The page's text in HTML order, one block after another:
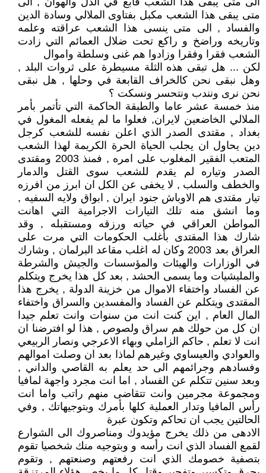
متى يبقى هذا الشعب مكبل بفتاوى الملالي وسادة الدين
والفساد , الى متى ينسى هذا الشعب عراقته وعلمه
وتاريخه وراضخ و راكع تحت ضلال العمائم التي زادت
الشعب فقرا وفقرا وزادوا هم غنى وسلطة واموال
لكن ... هل تبقى هذه الثلة مسيطرة على ثروات البلد ,
وهل نبقى نحن كالخراف القابعة في وحلها , هل نبقى
نحن نرى ونندب ونتحسر ونسكت ؟
منذ خمسة عشر عاما والطبقة الحاكمة التي تأتمر بأمر
الملالي الخاضعين لايران, فعلوا ما لم يفعله المغول في
بغداد , مقتدى الصدر الذي اعلن نفسه للشعب كرجل
دين يحاول ان يجلب الحياة الحرة الكريمة لهذا الشعب
المتعب الفقير المغلوب على امره , فمنذ 2003 ومقتدى
الصدر وتياره لم يقدم للشعب سوى القتل والدمار
والخطف والسلب , لا يخفى عن الكل ان ابرز من افرزه
تيار مقتدى هم الاوباش جنود ايران , ابواق ولايه السفيه ,
وما انشق منه تلك التيارات الاجرامية التي اهانت
المواطن العراقي في حياته ورزقه ومستقبله , وقد
شارك هذا المقتدى بأغلب الحكومات التي مرت على
العراق بعد 2003 وكان له اغلب مقاعد البرلمان , وشارك
في الوزارات والهيئات والمؤسسات والجيش والشرطة
والمليشيات وما يسمى الحشد , بعد كل هذا يخرج ويتكلم
عن الفساد واختفاء الاموال من خزينة الدولة , يخرج هذا
المقتدى ويتكلم عن الفساد والمفسدين والسراق واختفاء
المال العام , اين كنت انت من سنوات وانت تعلم جيدا
ان كل من حولك هم سراق ولصوص , هذا لو افترضنا ان
انت لا تعلم , حاكم الزاملي وبهاء الاعرجي ونصار الربيعي
والعوادي والعيساوي وغيرهم لماذا بعد ان وصلت اموالهم
وفسادهم وجرائمهم الى حد يعلم به القاصي والداني ,
وبعد سنين تتكلم عن الفساد , اما انت مجرد واجهة لمافيا
ومجموعة مجرمين وانت تتقاضى منهم راتب واما انت
رأس المافيا وتدار العملية كلها بأمرك وبتوجيهاتك , وفي
الحالتين يجب ان تحاكم وتكون عبرة
الادهى من ذلك يخرج مؤيدوك ومناصروك الى الشوارع
لقمع الفساد الذي انت رأسه و وبتوجيه منك شخصيا تقوم
بتصفية خصومك الذي انت رفعتهم وصنعتهم , وتقوم